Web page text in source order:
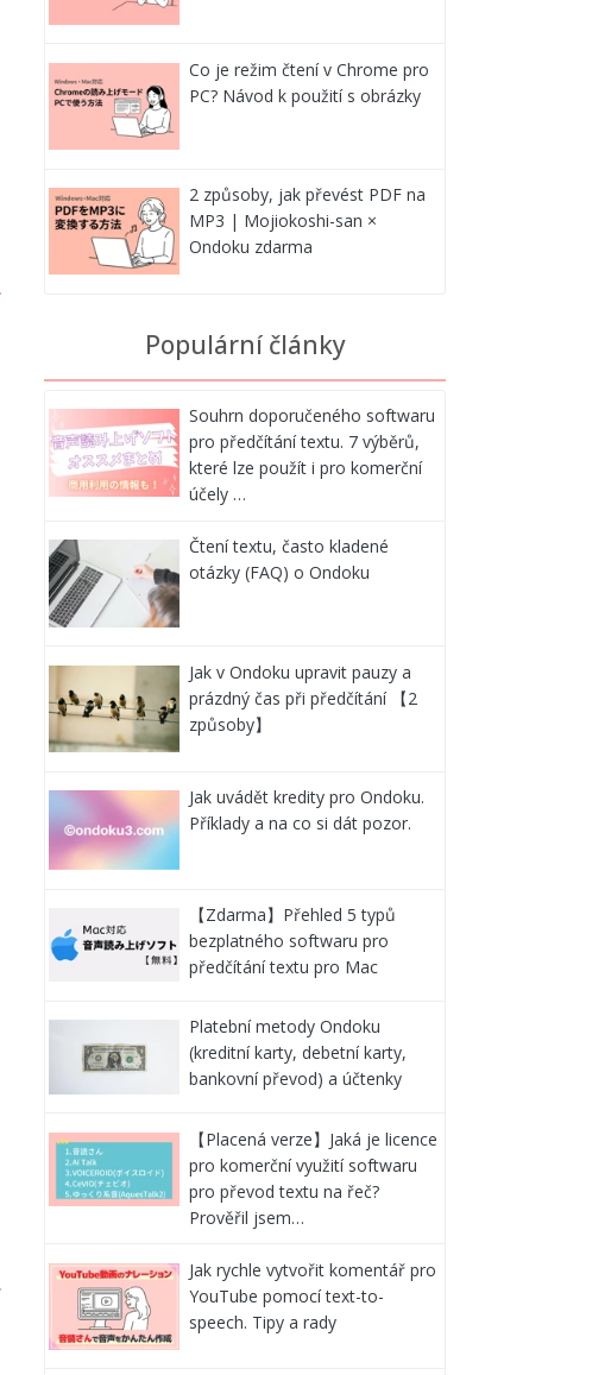
Co je režim čtení v Chrome pro
PC? Návod k použití s obrázky
2 způsoby, jak převést PDF na
MP3 | Mojiokoshi-san ×
Ondoku zdarma
Populární články
Souhrn doporučeného softwaru
pro předčítání textu. 7 výběrů,
které lze použít i pro komerční
účely …
Čtení textu, často kladené
otázky (FAQ) o Ondoku
Jak v Ondoku upravit pauzy a
prázdný čas při předčítání 【2
způsoby】
Jak uvádět kredity pro Ondoku.
Příklady a na co si dát pozor.
【Zdarma】Přehled 5 typů
bezplatného softwaru pro
předčítání textu pro Mac
Platební metody Ondoku
(kreditní karty, debetní karty,
bankovní převod) a účtenky
【Placená verze】Jaká je licence
pro komerční využití softwaru
pro převod textu na řeč?
Prověřil jsem…
Jak rychle vytvořit komentář pro
YouTube pomocí text-to-
speech. Tipy a rady